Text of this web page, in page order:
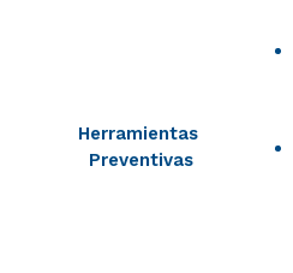
Herramientas
​Preventivas